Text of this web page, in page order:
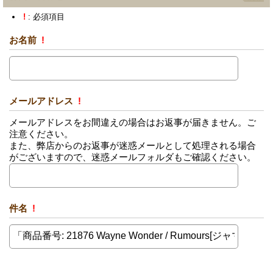
! : 必須項目
お名前 !
メールアドレス !
メールアドレスをお間違えの場合はお返事が届きません。ご
注意ください。
また、弊店からのお返事が迷惑メールとして処理される場合
がございますので、迷惑メールフォルダもご確認ください。
件名 !